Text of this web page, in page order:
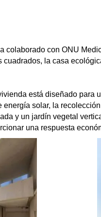
colaborado con ONU
cuadrados, la casa
está diseñado para
energía solar, la
y un jardín vegetal
una respuesta